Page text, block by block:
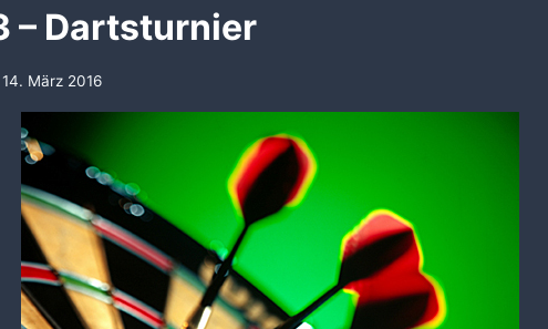
– Dartsturnier
14. März 2016